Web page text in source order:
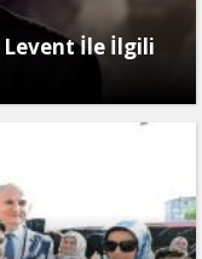
Levent İle İlgili